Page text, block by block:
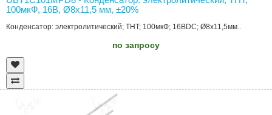
100мкФ, 16В, Ø8x11,5 мм, ±20%
Конденсатор: электролитический; THT; 100мкФ; 16ВDC; Ø8x11,5мм..
по запросу